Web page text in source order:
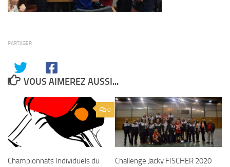
PARTAGER
VOUS AIMEREZ AUSSI...
0
Championnats Individuels du
Challenge Jacky FISCHER 2020